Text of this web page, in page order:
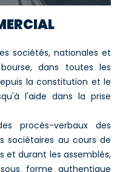
sociétés, nationales et
dans toutes les
la constitution et le
l'aide dans la prise
procès-verbaux des
sociétaires au cours de
et durant les assemblés,
forme authentique